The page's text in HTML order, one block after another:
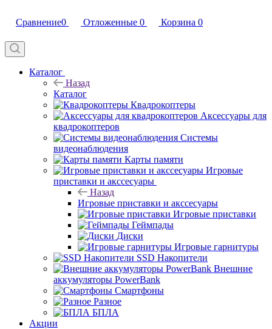
Сравнение0 Отложенные 0 Корзина 0
Каталог
Назад
Каталог
Квадрокоптеры
Аксессуары для
квадрокоптеров
Системы
видеонаблюдения
Карты памяти
Игровые
приставки и акссесуары
Назад
Игровые приставки и акссесуары
Игровые приставки
Геймпады
Диски
Игровые гарнитуры
SSD Накопители
Внешние
аккумуляторы PowerBank
Смартфоны
Разное
БПЛА
Акции